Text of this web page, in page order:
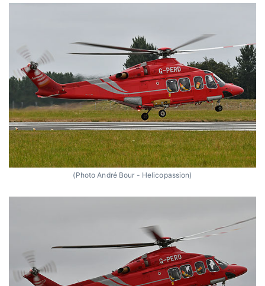
(Photo André Bour - Helicopassion)